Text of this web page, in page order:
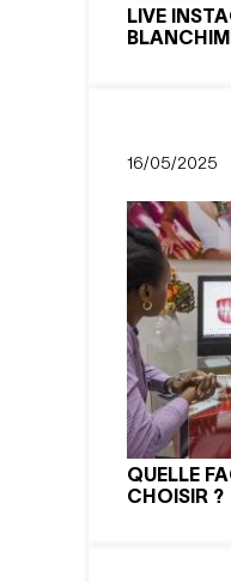
LIVE
16/05/2025
QUELLE
CHOISIR ?